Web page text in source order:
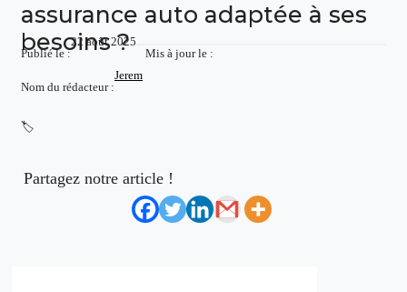
assurance auto adaptée à ses
besoins ?
Publié le :
22 août 2025
Mis à jour le :
Nom du rédacteur :
Jerem
🏷️
Partagez notre article !